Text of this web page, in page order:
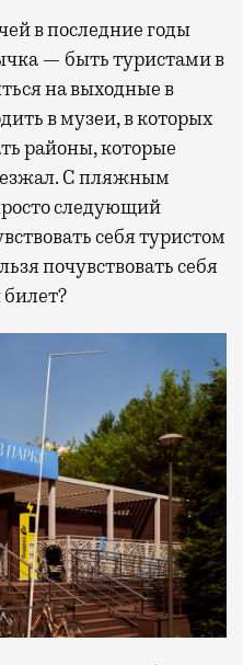
в последние годы
— быть туристами в
на выходные в
в музеи, в которых
районы, которые
С пляжным
следующий
себя туристом
почувствовать себя